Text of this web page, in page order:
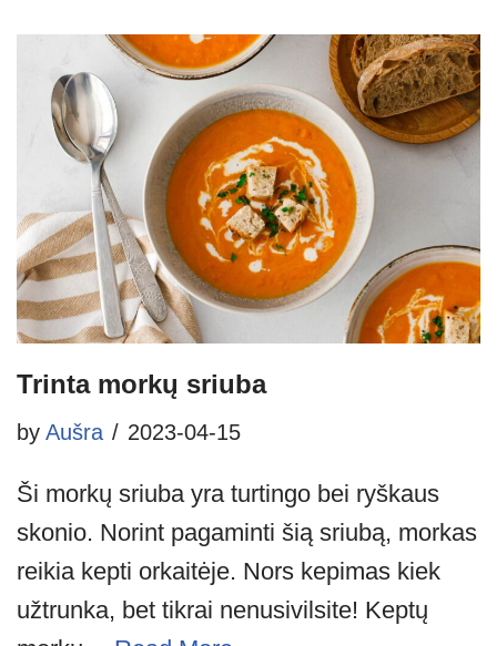
Trinta morkų sriuba
by Aušra 2023-04-15
Ši morkų sriuba yra turtingo bei ryškaus
skonio. Norint pagaminti šią sriubą, morkas
reikia kepti orkaitėje. Nors kepimas kiek
užtrunka, bet tikrai nenusivilsite! Keptų